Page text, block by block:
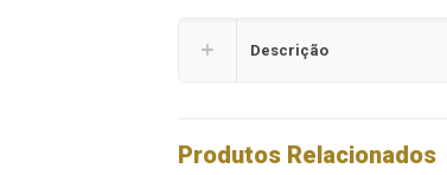
Descrição
Produtos Relacionados